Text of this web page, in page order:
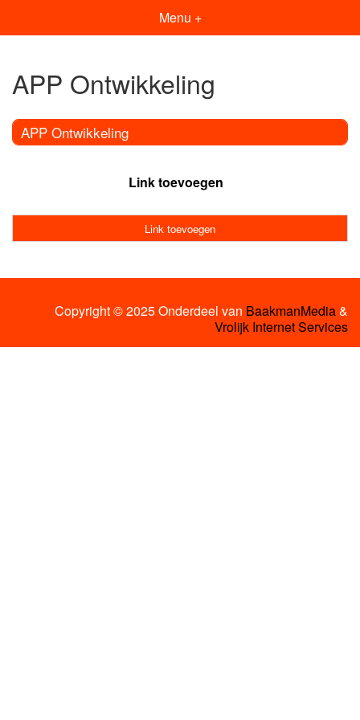
Menu +
APP Ontwikkeling
APP Ontwikkeling
Link toevoegen
Link toevoegen
Copyright © 2025 Onderdeel van BaakmanMedia&
Vrolijk Internet Services